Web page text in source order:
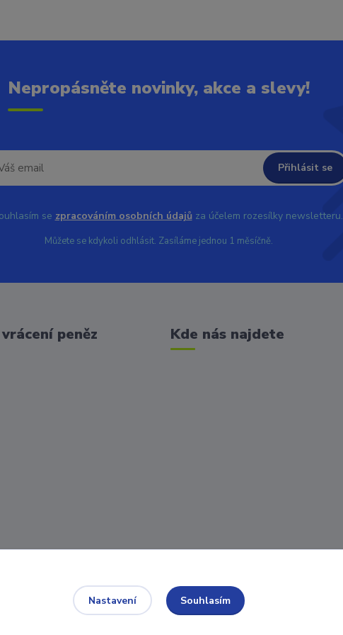
Nepropásněte novinky, akce a slevy!
Přihlásit se
se zpracováním osobních údajů za účelem rozesílky newsletteru.
Můžete se kdykoli odhlásit. Zasíláme jednou 1 měsíčně.
peněz Kde nás najdete
Nastavení Souhlasím